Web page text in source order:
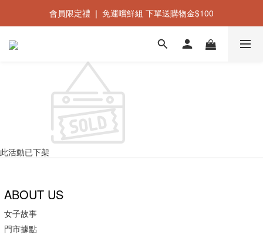
新會員禮 ❘ 立即加入會員即贈$50購物金
會員限定禮 ❘ 免運嚐鮮組 下單送購物金$100
新會員禮 ❘ 立即加入會員即贈$50購物金
此活動已下架
ABOUT US
女子故事
門市據點